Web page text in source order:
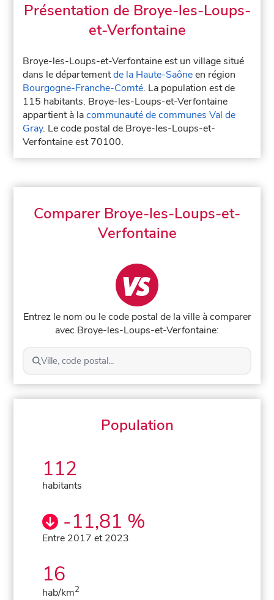
Présentation de Broye-les-Loups-
et-Verfontaine
Broye-les-Loups-et-Verfontaine est un village situé
dans le départementde la Haute-Saôneen région
Bourgogne-Franche-Comté. La population est de
115 habitants. Broye-les-Loups-et-Verfontaine
appartient à lacommunauté de communes Val de
Gray. Le code postal de Broye-les-Loups-et-
Verfontaine est 70100.
Comparer Broye-les-Loups-et-
Verfontaine
Entrez le nom ou le code postal de la ville à comparer
avec Broye-les-Loups-et-Verfontaine:
Ville, code postal...
Population
112
habitants
-11,81 %
Entre 2017 et 2023
16
hab/km2